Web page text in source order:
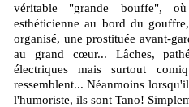
véritable "grande bouffe",
esthéticienne au bord du
organisé, une prostituée avant-
au grand cœur... Lâches,
électriques mais surtout
ressemblent... Néanmoins
l'humoriste, ils sont Tano!